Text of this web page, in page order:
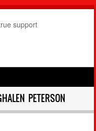
PETERSON